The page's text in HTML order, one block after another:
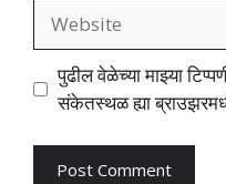
पुढील वेळेच्या माझ्या
संकेतस्थळ ह्या